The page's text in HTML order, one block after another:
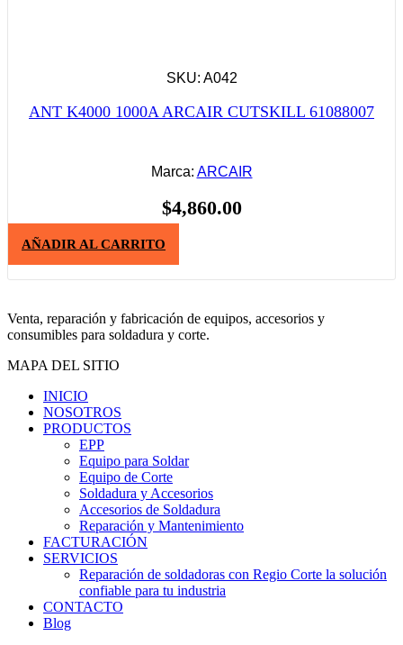
SKU: A042
ANT K4000 1000A ARCAIR CUTSKILL 61088007
Marca: ARCAIR
$4,860.00
AÑADIR AL CARRITO
Venta, reparación y fabricación de equipos, accesorios y
consumibles para soldadura y corte.
MAPA DEL SITIO
INICIO
NOSOTROS
PRODUCTOS
EPP
Equipo para Soldar
Equipo de Corte
Soldadura y Accesorios
Accesorios de Soldadura
Reparación y Mantenimiento
FACTURACIÓN
SERVICIOS
Reparación de soldadoras con Regio Corte la solución
confiable para tu industria
CONTACTO
Blog